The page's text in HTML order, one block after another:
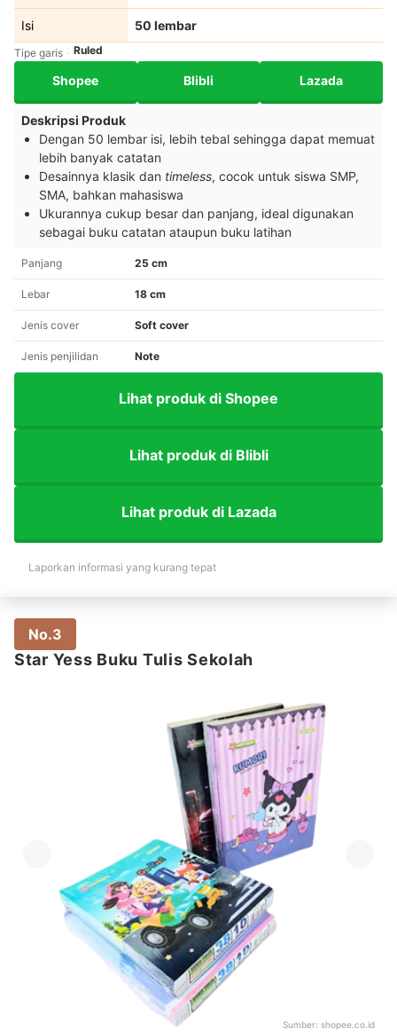
Isi 50 lembar
Tipe garis Ruled
Shopee Blibli Lazada
Deskripsi Produk
Dengan 50 lembar isi, lebih tebal sehingga dapat memuat
lebih banyak catatan
Desainnya klasik dan timeless, cocok untuk siswa SMP,
SMA, bahkan mahasiswa
Ukurannya cukup besar dan panjang, ideal digunakan
sebagai buku catatan ataupun buku latihan
Panjang 25 cm
Lebar 18 cm
Jenis cover Soft cover
Jenis penjilidan Note
Lihat produk di Shopee
Lihat produk di Blibli
Lihat produk di Lazada
Laporkan informasi yang kurang tepat
No.3
Star Yess Buku Tulis Sekolah
Sumber: shopee.co.id